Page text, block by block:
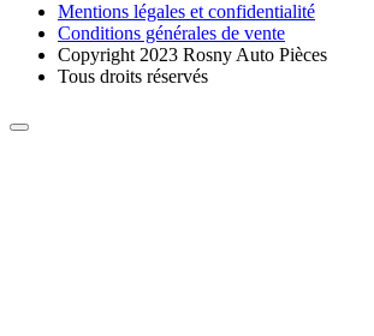
Mentions légales et confidentialité
Conditions générales de vente
Copyright 2023 Rosny Auto Pièces
Tous droits réservés